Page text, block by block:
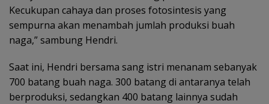
Kecukupan cahaya dan proses fotosintesis yang
sempurna akan menambah jumlah produksi buah
naga,” sambung Hendri.
Saat ini, Hendri bersama sang istri menanam sebanyak
700 batang buah naga. 300 batang di antaranya telah
berproduksi, sedangkan 400 batang lainnya sudah